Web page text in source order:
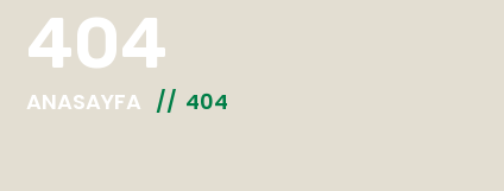
404
ANASAYFA 404